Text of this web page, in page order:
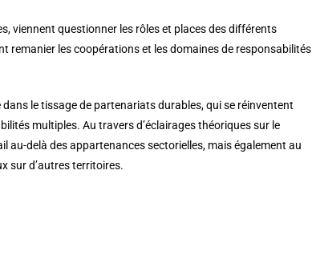
viennent questionner les rôles et places des différents
remanier les coopérations et les domaines de responsabilités
dans le tissage de partenariats durables, qui se réinventent
multiples. Au travers d’éclairages théoriques sur le
delà des appartenances sectorielles, mais également au
sur d’autres territoires.